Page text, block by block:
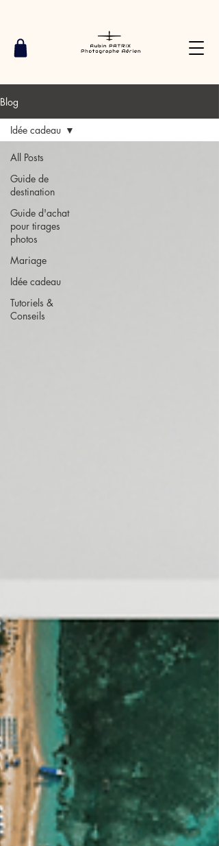
Blog
All Posts
Guide de
destination
Guide d'achat
pour tirages
photos
Mariage
Idée cadeau
Tutoriels &
Conseils
Idée cadeau